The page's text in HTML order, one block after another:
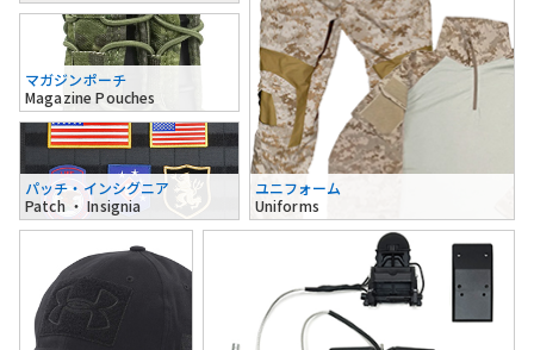
マガジンポーチ
Magazine Pouches
パッチ・インシグニア
Patch ・ Insignia
ユニフォーム
Uniforms